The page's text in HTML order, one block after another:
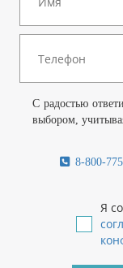
С радостью
выбором,
8-800-
Я